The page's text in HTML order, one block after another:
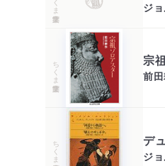
ジ
ちくま学芸文庫 宗
前
ちくま学芸文庫 デ
ジ